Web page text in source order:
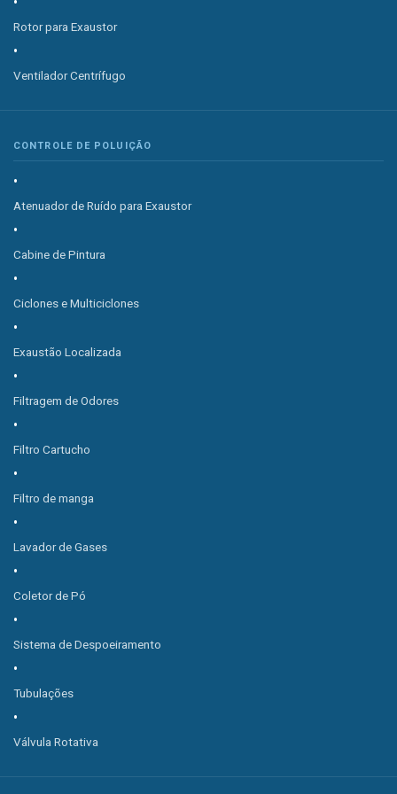
Rotor para Exaustor
Ventilador Centrífugo
CONTROLE DE POLUIÇÃO
Atenuador de Ruído para Exaustor
Cabine de Pintura
Ciclones e Multiciclones
Exaustão Localizada
Filtragem de Odores
Filtro Cartucho
Filtro de manga
Lavador de Gases
Coletor de Pó
Sistema de Despoeiramento
Tubulações
Válvula Rotativa